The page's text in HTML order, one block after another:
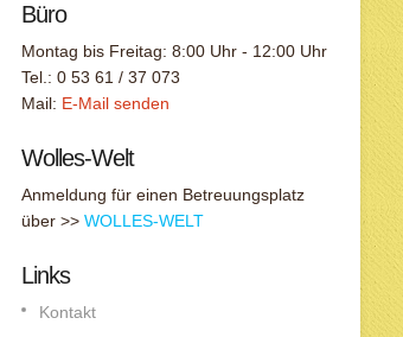
Büro
Montag bis Freitag: 8:00 Uhr - 12:00 Uhr
Tel.: 0 53 61 / 37 073
Mail: E-Mail senden
Wolles-Welt
Anmeldung für einen Betreuungsplatz
über >> WOLLES-WELT
Links
Kontakt